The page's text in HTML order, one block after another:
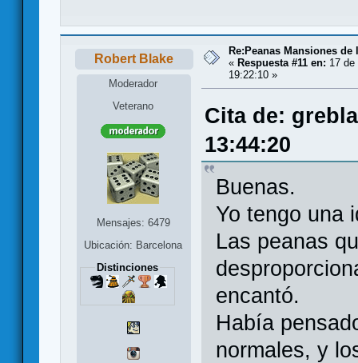
Robert Blake
Moderador
Veterano
Mensajes: 6479
Ubicación: Barcelona
Distinciones
Re:Peanas Mansiones de
« Respuesta #11 en: 17 de
19:22:10 »
Cita de:
13:44:20
Buenas.
Yo tengo una
Las peanas
encantó.
Había
normales, y